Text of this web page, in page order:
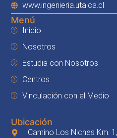
www.ingenieria.utalca.cl
Menú
Inicio
Nosotros
Estudia con Nosotros
Centros
Vinculación con el Medio
Ubicación
Camino Los Niches Km.